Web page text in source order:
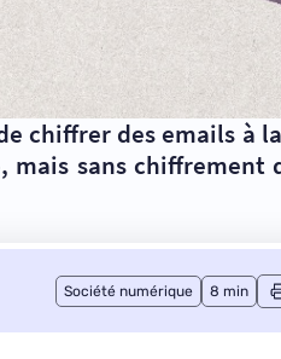
chiffrer des emails à
mais sans chiffrement
Société numérique 8 min